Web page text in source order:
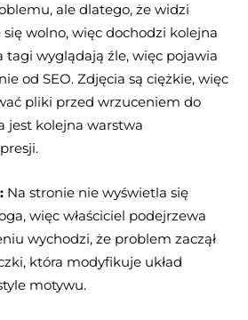
ale dlatego, że widzi
się wolno, więc dochodzi kolejna
tagi wyglądają źle, więc pojawia
od SEO. Zdjęcia są ciężkie, więc
pliki przed wrzuceniem do
jest kolejna warstwa
Na stronie nie wyświetla się
więc właściciel podejrzewa
wychodzi, że problem zaczął
która modyfikuje układ
motywu.